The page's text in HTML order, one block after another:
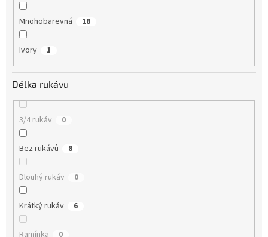
Mnohobarevná 18
Ivory 1
Délka rukávu
3/4 rukáv 0
Bez rukávů 8
Dlouhý rukáv 0
Krátký rukáv 6